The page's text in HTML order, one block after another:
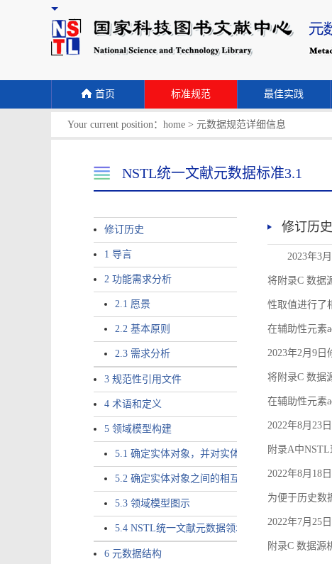
首页 标准规范 最佳实践
Your current position： home > 元数据规范详细信息
NSTL统一文献元数据标准3.1
修订历史
1 导言
2 功能需求分析
2.1 愿景
2.2 基本原则
2.3 需求分析
3 规范性引用文件
4 术语和定义
5 领域模型构建
5.1 确定实体对象，并对实体对象命名
5.2 确定实体对象之间的相互关系，定义实体对象
5.3 领域模型图示
5.4 NSTL统一文献元数据领域模型的验证
6 元数据结构
修订历史
2023年3
将附录C 数据
性取值进行了
在辅助性元素
2023年2月9日
将附录C 数据
在辅助性元素
2022年8月23
附录A中
2022年8月18
为便于历史数
2022年7月25
附录C 数据源